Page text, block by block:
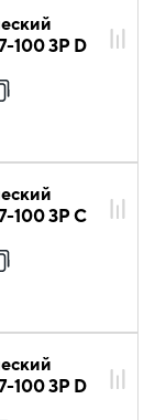
100 3P D
100 3P C
100 3P D